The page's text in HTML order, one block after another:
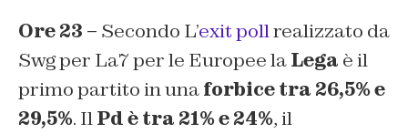
Ore 23 – Secondo L’exit pollrealizzato da
Swg per La7 per le Europee laLega è il
primo partito in unaforbice tra 26,5% e
29,5%. IlPd è tra 21% e 24%, il